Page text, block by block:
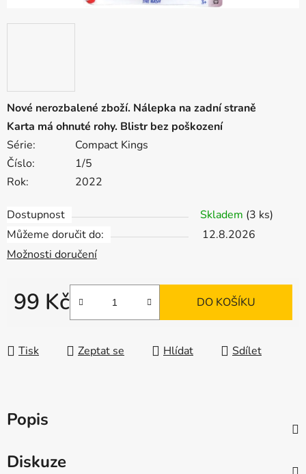
Nové nerozbalené zboží. Nálepka na zadní straně
Karta má ohnuté rohy. Blistr bez poškození
Série:
Compact Kings
Číslo:
1/5
Rok:
2022
Dostupnost Skladem (3 ks)
Můžeme doručit do:
12.8.2026
Možnosti doručení
99 Kč
Měrná cena:
DO KOŠÍKU
Tisk Zeptat se Hlídat Sdílet
Popis
Diskuze